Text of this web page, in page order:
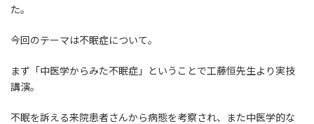
た。
今回のテーマは不眠症について。
まず「中医学からみた不眠症」ということで工藤恒先生より実技
講演。
不眠を訴える来院患者さんから病態を考察され、また中医学的な